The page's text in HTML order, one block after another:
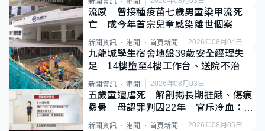
流感｜曾接種疫苗七歲男童染甲流死
亡 成今年首宗兒童感染離世個案
新聞資訊 港聞 首頁新聞 2026年08月04日
九龍城學生宿舍地盤39歲安全經理失
足 14樓墮至4樓工作台、送院不治
新聞資訊 港聞 2026年08月03日
五歲童遭虐死｜解剖揭長期捱餓、傷痕
纍纍 母認罪判囚22年 官斥冷血：同
類案最惡劣
新聞資訊 港聞 首頁新聞 2026年08月05日